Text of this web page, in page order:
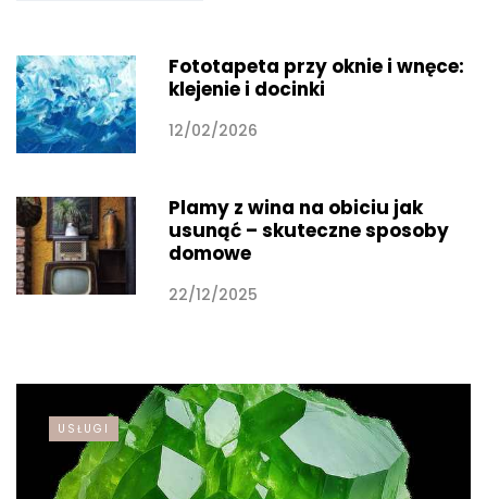
Fototapeta przy oknie i wnęce:
klejenie i docinki
12/02/2026
Plamy z wina na obiciu jak
usunąć – skuteczne sposoby
domowe
22/12/2025
USŁUGI